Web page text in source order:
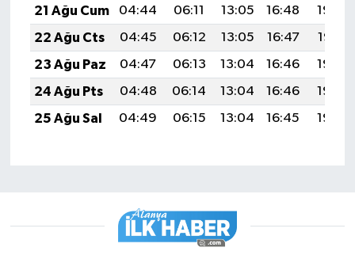
21 Ağu Cum
04:44 06:11 13:05 16:48
19:49
22 Ağu Cts
04:45 06:12 13:05 16:47
19:47
23 Ağu Paz
04:47 06:13 13:04 16:46
19:46
24 Ağu Pts
04:48 06:14 13:04 16:46
19:45
25 Ağu Sal
04:49 06:15 13:04 16:45 19:43